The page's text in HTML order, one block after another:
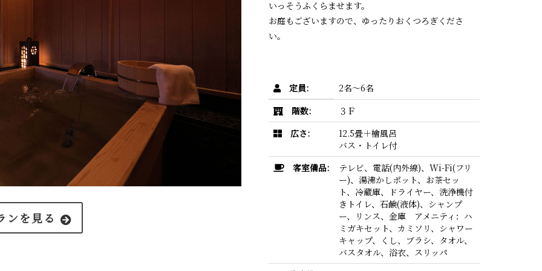
ンを見る
いっそうふくらませます。
お庭もございますので、ゆったりおくつろぎくださ
い。
定員:
2名〜6名
階数:
３Ｆ
広さ:
12.5畳＋檜風呂
バス・トイレ付
客室備品:
テレビ、電話(内外線)、Wi-Fi(フリ
ー)、湯沸かしポット、お茶セッ
ト、冷蔵庫、ドライヤー、洗浄機付
きトイレ、石鹸(液体)、シャンプ
ー、リンス、金庫 アメニティ：ハ
ミガキセット、カミソリ、シャワー
キャップ、くし、ブラシ、タオル、
バスタオル、浴衣、スリッパ